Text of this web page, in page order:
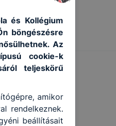
és Kollégium
böngészésre
Az
cookie-k
teljeskörű
amikor
rendelkeznek.
beállításait